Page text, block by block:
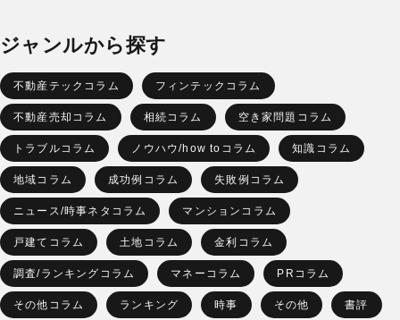
ジャンルから探す
不動産テックコラム フィンテックコラム
不動産売却コラム 相続コラム 空き家問題コラム
トラブルコラム ノウハウ/how toコラム 知識コラム
地域コラム 成功例コラム 失敗例コラム
ニュース/時事ネタコラム マンションコラム
戸建てコラム 土地コラム 金利コラム
調査/ランキングコラム マネーコラム PRコラム
その他コラム ランキング 時事 その他 書評